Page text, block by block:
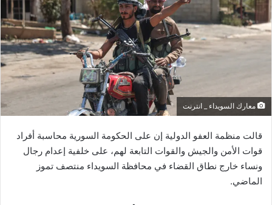
معارك السويداء _ انترنت
قالت منظمة العفو الدولية إن على الحكومة السورية محاسبة أفراد
قوات الأمن والجيش والقوات التابعة لهم، على خلفية إعدام رجال
ونساء خارج نطاق القضاء في محافظة السويداء منتصف تموز
الماضي.